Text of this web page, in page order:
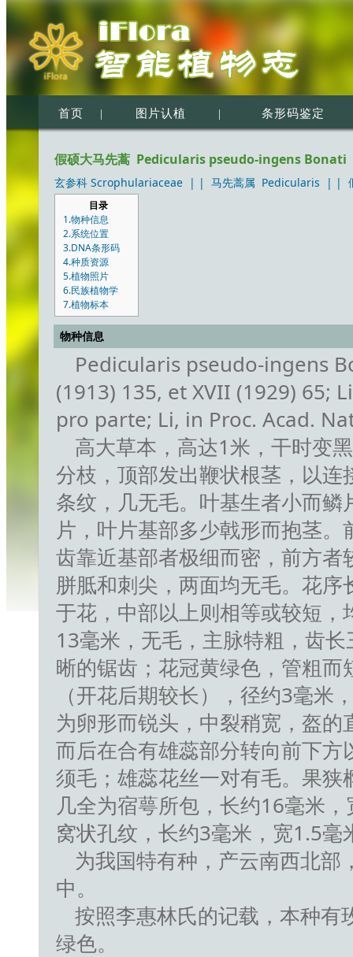
首页 | 图片认植 | 条形码鉴定
假硕大马先蒿 Pedicularis pseudo-ingens Bonati
玄参科 Scrophulariaceae | | 马先蒿属 Pedicularis | |
目录
1.物种信息
2.系统位置
3.DNA条形码
4.种质资源
5.植物照片
6.民族植物学
7.植物标本
物种信息
Pedicularis pseudo-ingens
(1913) 135, et XVII (1929) 65;
pro parte; Li, in Proc. Acad.
高大草本，高达1米，干时变
分枝，顶部发出鞭状根茎，以
条纹，几无毛。叶基生者小而
片，叶片基部多少戟形而抱茎
齿靠近基部者极细而密，前方
胼胝和刺尖，两面均无毛。花
于花，中部以上则相等或较短
13毫米，无毛，主脉特粗，齿
晰的锯齿；花冠黄绿色，管粗
（开花后期较长），径约3毫
为卵形而锐头，中裂稍宽，盔
而后在合有雄蕊部分转向前下
须毛；雄蕊花丝一对有毛。果
几全为宿萼所包，长约16毫米
窝状孔纹，长约3毫米，宽1.5
为我国特有种，产云南西北
中。
按照李惠林氏的记载，本种有
绿色。